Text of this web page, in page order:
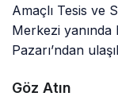
Amaçlı Tesis ve
Merkezi
Pazarı’ndan
Göz Atın